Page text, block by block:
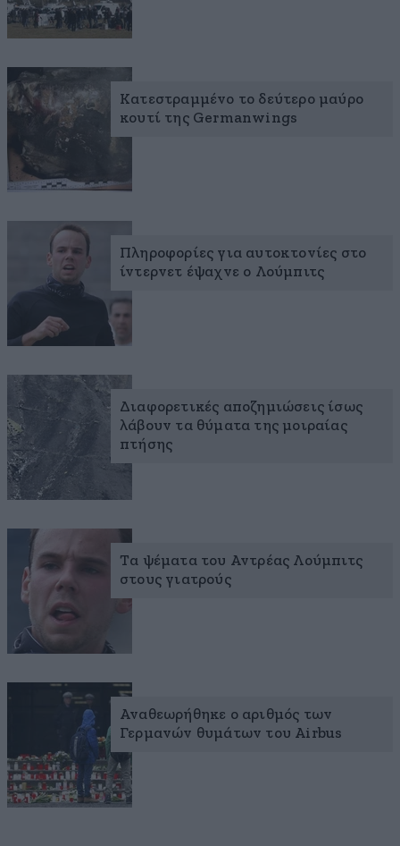
Κατεστραμμένο το δεύτερο μαύρο
κουτί της Germanwings
Πληροφορίες για αυτοκτονίες στο
ίντερνετ έψαχνε ο Λούμπιτς
Διαφορετικές αποζημιώσεις ίσως
λάβουν τα θύματα της μοιραίας
πτήσης
Τα ψέματα του Αντρέας Λούμπιτς
στους γιατρούς
Αναθεωρήθηκε ο αριθμός των
Γερμανών θυμάτων του Airbus